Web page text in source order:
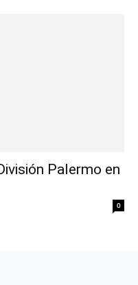
Palermo en
0